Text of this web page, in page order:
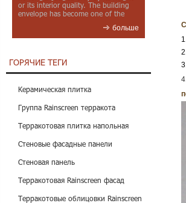
or its interior quality. The building
envelope has become one of the
больше
ГОРЯЧИЕ ТЕГИ
Керамическая плитка
Группа Rainscreen терракота
Терракотовая плитка напольная
Стеновые фасадные панели
Стеновая панель
Терракотовая Rainscreen фасад
Терракотовые облицовки Rainscreen